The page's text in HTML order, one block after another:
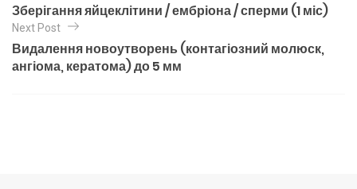
Зберігання яйцеклітини / ембріона / сперми (1 міс)
Next Post
Видалення новоутворень (контагіозний молюск,
ангіома, кератома) до 5 мм